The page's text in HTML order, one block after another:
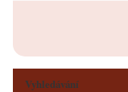
Vyhledávání